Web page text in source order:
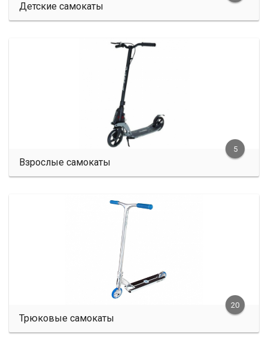
Детские самокаты
Взрослые самокаты
5
Трюковые самокаты
20